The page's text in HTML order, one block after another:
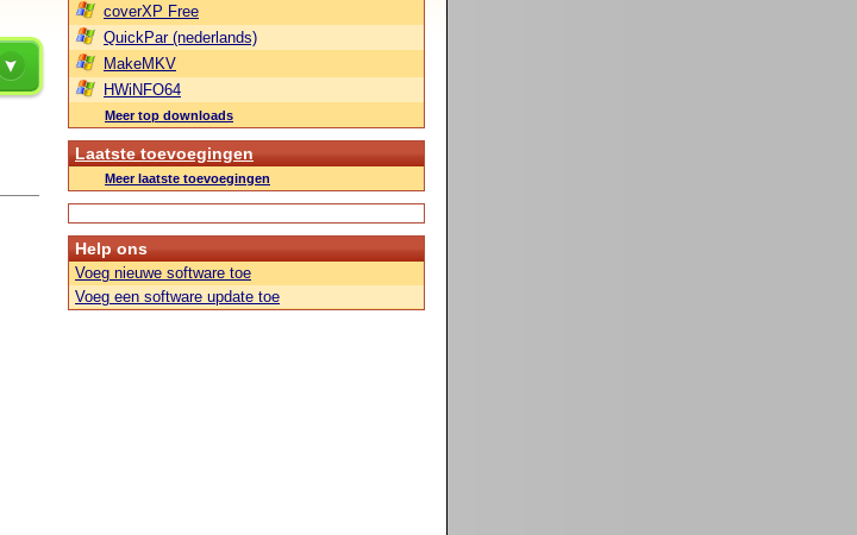
coverXP Free
QuickPar (nederlands)
MakeMKV
HWiNFO64
Meer top downloads
Laatste toevoegingen
Meer laatste toevoegingen
Help ons
Voeg nieuwe software toe
Voeg een software update toe